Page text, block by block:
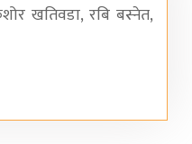
खतिवडा, रबि बस्नेत,